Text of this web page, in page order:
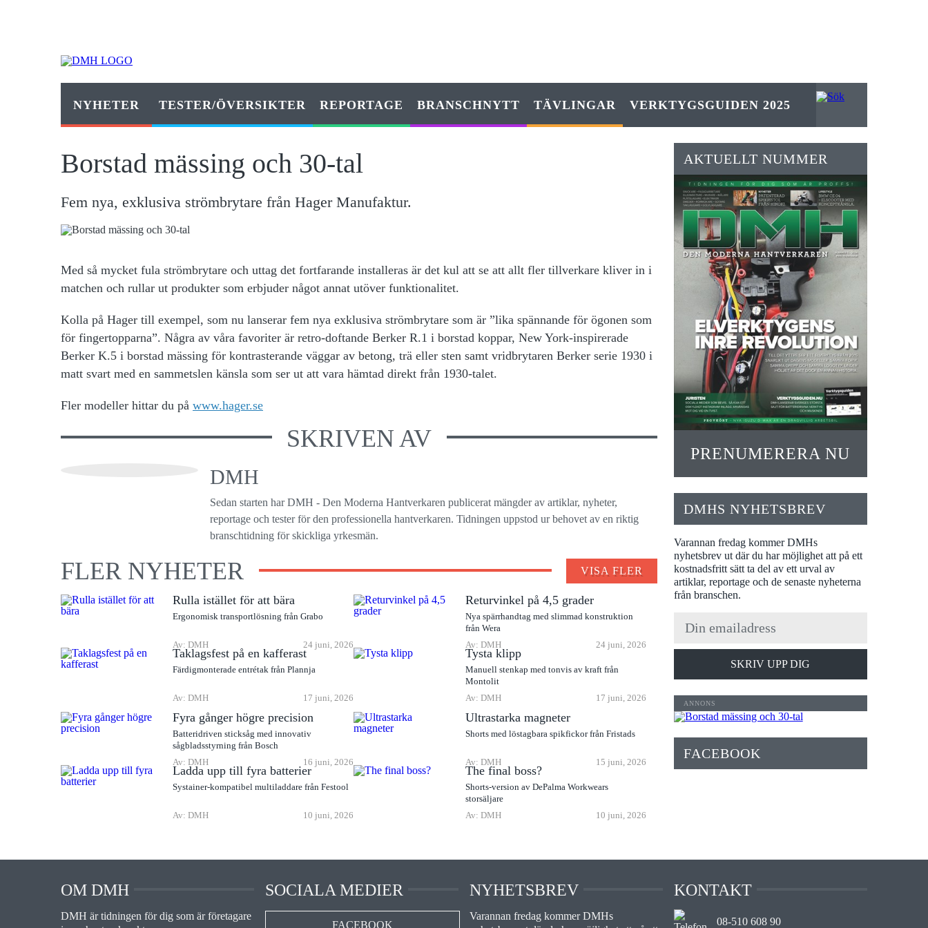
NYHETER TESTER/ÖVERSIKTER REPORTAGE BRANSCHNYTT TÄVLINGAR VERKTYGSGUIDEN 2025
Borstad mässing och 30-tal
Fem nya, exklusiva strömbrytare från Hager Manufaktur.
Med så mycket fula strömbrytare och uttag det fortfarande installeras är det kul att se att allt fler tillverkare kliver in i
matchen och rullar ut produkter som erbjuder något annat utöver funktionalitet.
Kolla på Hager till exempel, som nu lanserar fem nya exklusiva strömbrytare som är ”lika spännande för ögonen som
för fingertopparna”. Några av våra favoriter är retro-doftande Berker R.1 i borstad koppar, New York-inspirerade
Berker K.5 i borstad mässing för kontrasterande väggar av betong, trä eller sten samt vridbrytaren Berker serie 1930 i
matt svart med en sammetslen känsla som ser ut att vara hämtad direkt från 1930-talet.
Fler modeller hittar du på www.hager.se
SKRIVEN AV
DMH
Sedan starten har DMH - Den Moderna Hantverkaren publicerat mängder av artiklar, nyheter,
reportage och tester för den professionella hantverkaren. Tidningen uppstod ur behovet av en riktig
branschtidning för skickliga yrkesmän.
FLER NYHETER VISA FLER
Rulla istället för att bära
Ergonomisk transportlösning från Grabo
Av: DMH 24 juni, 2026
Returvinkel på 4,5 grader
Nya spärrhandtag med slimmad konstruktion
från Wera
Av: DMH
24 juni, 2026
Taklagsfest på en kafferast
Färdigmonterade entrétak från Plannja
Av: DMH 17 juni, 2026
Tysta klipp
Manuell stenkap med tonvis av kraft från
Montolit
Av: DMH
17 juni, 2026
Fyra gånger högre precision
Batteridriven sticksåg med innovativ
sågbladsstyrning från Bosch
Av: DMH
16 juni, 2026
Ultrastarka magneter
Shorts med löstagbara spikfickor från Fristads
Av: DMH 15 juni, 2026
Ladda upp till fyra batterier
Systainer-kompatibel multiladdare från Festool
Av: DMH 10 juni, 2026
The final boss?
Shorts-version av DePalma Workwears
storsäljare
Av: DMH
10 juni, 2026
AKTUELLT NUMMER
PRENUMERERA NU
DMHS NYHETSBREV
Varannan fredag kommer DMHs
nyhetsbrev ut där du har möjlighet att på ett
kostnadsfritt sätt ta del av ett urval av
artiklar, reportage och de senaste nyheterna
från branschen.
SKRIV UPP DIG
FACEBOOK
OM DMH
DMH är tidningen för dig som är företagare
SOCIALA MEDIER
FACEBOOK
NYHETSBREV
Varannan fredag kommer DMHs
KONTAKT
08-510 608 90